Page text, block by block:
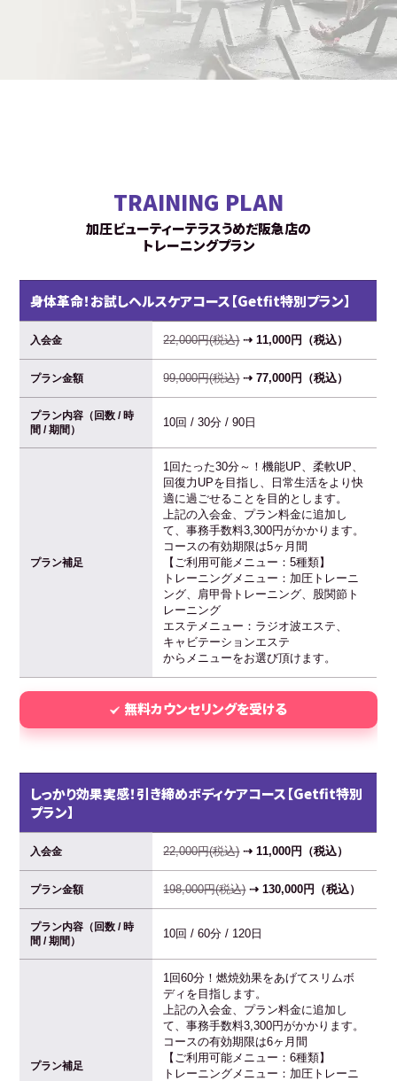
TRAINING PLAN
加圧ビューティーテラスうめだ阪急店の
トレーニングプラン
身体革命！お試しヘルスケアコース【Getfit特別プラン】
入会金 22,000円(税込)⇢ 11,000円（税込）
プラン金額 99,000円(税込)⇢ 77,000円（税込）
プラン内容（回数 / 時
間 / 期間）
10回 / 30分 / 90日
プラン補足
1回たった30分～！機能UP、柔軟UP、
回復力UPを目指し、日常生活をより快
適に過ごせることを目的とします。
上記の入会金、プラン料金に追加し
て、事務手数料3,300円がかかります。
コースの有効期限は5ヶ月間
【ご利用可能メニュー：5種類】
トレーニングメニュー：加圧トレーニ
ング、肩甲骨トレーニング、股関節ト
レーニング
エステメニュー：ラジオ波エステ、
キャビテーションエステ
からメニューをお選び頂けます。
無料カウンセリングを受ける
しっかり効果実感！引き締めボディケアコース【Getfit特別
プラン】
入会金 22,000円(税込)⇢ 11,000円（税込）
プラン金額 198,000円(税込)⇢ 130,000円（税込）
プラン内容（回数 / 時
間 / 期間）
10回 / 60分 / 120日
プラン補足
1回60分！燃焼効果をあげてスリムボ
ディを目指します。
上記の入会金、プラン料金に追加し
て、事務手数料3,300円がかかります。
コースの有効期限は6ヶ月間
【ご利用可能メニュー：6種類】
トレーニングメニュー：加圧トレーニ